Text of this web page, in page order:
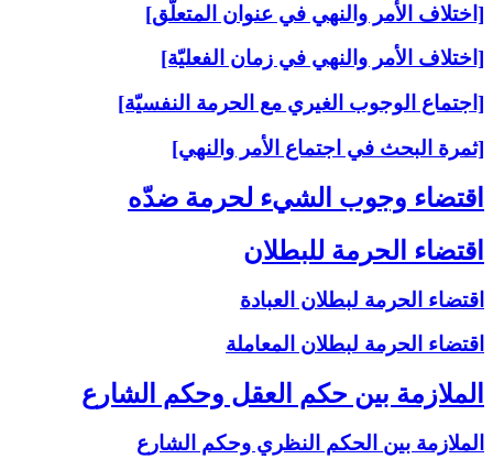
[اختلاف الأمر والنهي في عنوان المتعلّق]
[اختلاف الأمر والنهي في زمان الفعليّة]
[اجتماع الوجوب الغيري مع الحرمة النفسيّة]
[ثمرة البحث في اجتماع الأمر والنهي]
اقتضاء وجوب الشي‏ء لحرمة ضدّه‏
اقتضاء الحرمة للبطلان‏
اقتضاء الحرمة لبطلان العبادة
اقتضاء الحرمة لبطلان المعاملة
الملازمة بين حكم العقل وحكم الشارع‏
الملازمة بين الحكم النظري وحكم الشارع